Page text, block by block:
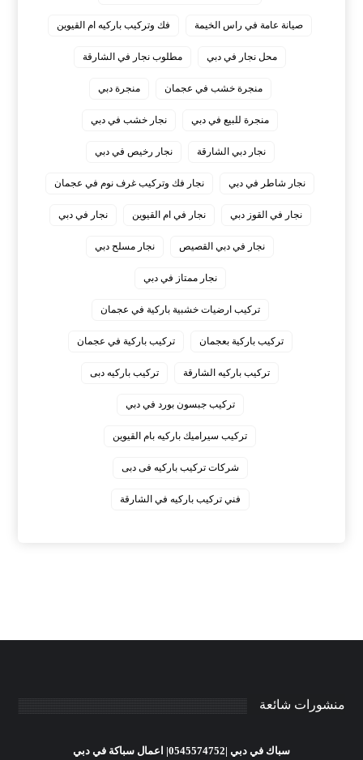
صيانة عامة في راس الخيمة فك وتركيب باركيه ام القيوين
محل نجار في دبي مطلوب نجار في الشارقة
منجرة خشب في عجمان منجرة دبي
منجرة للبيع في دبي نجار خشب في دبي
نجار دبي الشارقة نجار رخيص في دبي
نجار شاطر في دبي نجار فك وتركيب غرف نوم في عجمان
نجار في القوز دبي نجار في ام القيوين نجار في دبي
نجار في دبي القصيص نجار مسلح دبي
نجار ممتاز في دبي
‏تركيب ارضيات خشبية باركية في عجمان
‏تركيب باركية بعجمان ‏تركيب باركية في عجمان
‏تركيب باركيه الشارقة ‏تركيب باركيه دبى
‏تركيب جبسون بورد في دبي
‏تركيب سيراميك باركيه بام القيوين
‏شركات تركيب باركيه فى دبى
‏فني تركيب باركيه في الشارقة
منشورات شائعة
سباك في دبي |0545574752| اعمال سباكة في دبي